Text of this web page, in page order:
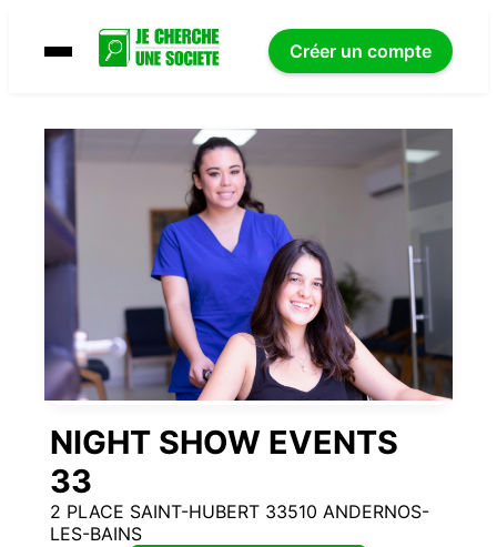
Créer un compte
NIGHT SHOW EVENTS
33
2 PLACE SAINT-HUBERT 33510 ANDERNOS-
LES-BAINS